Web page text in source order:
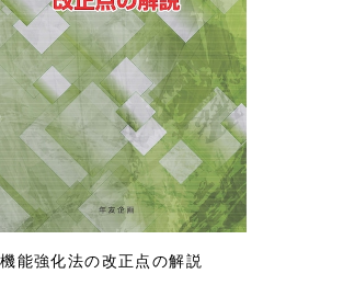
能強化法の改正点の解説